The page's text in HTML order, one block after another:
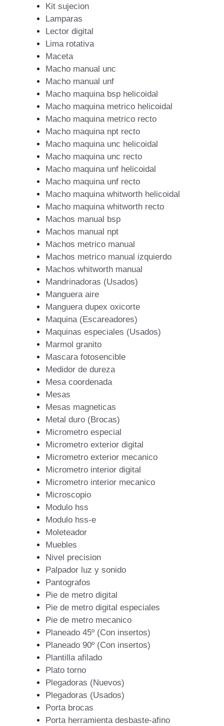
Kit sujecion
Lamparas
Lector digital
Lima rotativa
Maceta
Macho manual unc
Macho manual unf
Macho maquina bsp helicoidal
Macho maquina metrico helicoidal
Macho maquina metrico recto
Macho maquina npt recto
Macho maquina unc helicoidal
Macho maquina unc recto
Macho maquina unf helicoidal
Macho maquina unf recto
Macho maquina whitworth helicoidal
Macho maquina whitworth recto
Machos manual bsp
Machos manual npt
Machos metrico manual
Machos metrico manual izquierdo
Machos whitworth manual
Mandrinadoras (Usados)
Manguera aire
Manguera dupex oxicorte
Maquina (Escareadores)
Maquinas especiales (Usados)
Marmol granito
Mascara fotosencible
Medidor de dureza
Mesa coordenada
Mesas
Mesas magneticas
Metal duro (Brocas)
Micrometro especial
Micrometro exterior digital
Micrometro exterior mecanico
Micrometro interior digital
Micrometro interior mecanico
Microscopio
Modulo hss
Modulo hss-e
Moleteador
Muebles
Nivel precision
Palpador luz y sonido
Pantografos
Pie de metro digital
Pie de metro digital especiales
Pie de metro mecanico
Planeado 45º (Con insertos)
Planeado 90º (Con insertos)
Plantilla afilado
Plato torno
Plegadoras (Nuevos)
Plegadoras (Usados)
Porta brocas
Porta herramienta desbaste-afino